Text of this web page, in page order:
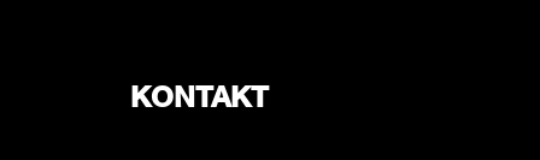
KONTAKT